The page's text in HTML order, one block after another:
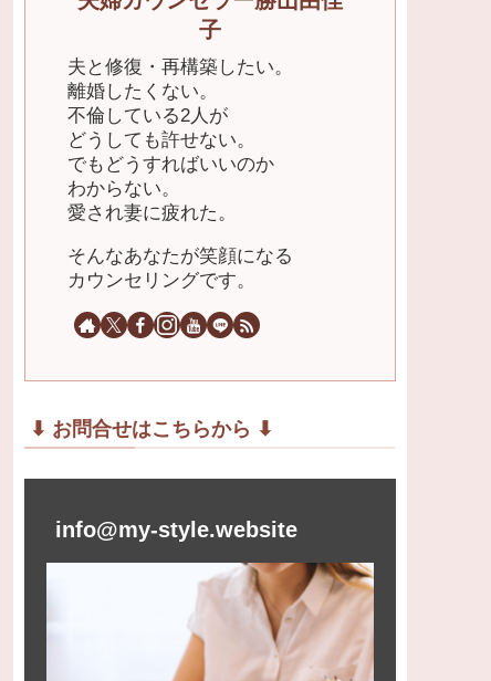
子
夫と修復・再構築したい。
離婚したくない。
不倫している2人が
どうしても許せない。
でもどうすればいいのか
わからない。
愛され妻に疲れた。
そんなあなたが笑顔になる
カウンセリングです。
⬇︎ お問合せはこちらから ⬇︎
info@my-style.website